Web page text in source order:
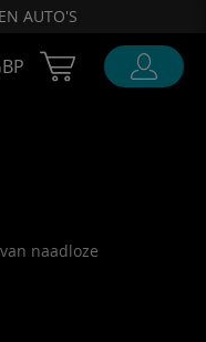
AUTO'S
Cart Ubigi
naadloze